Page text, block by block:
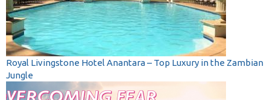
Royal Livingstone Hotel Anantara – Top Luxury in the Zambian
Jungle